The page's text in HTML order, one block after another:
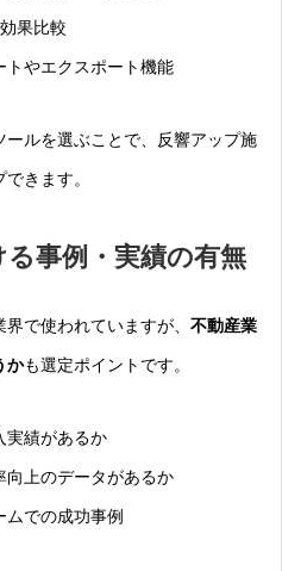
果比較
トやエクスポート機能
ルを選ぶことで、反響アップ施
きます。
事例・実績の有無
で使われていますが、 不動産業
かも選定ポイントです。
実績があるか
向上のデータがあるか
ムでの成功事例